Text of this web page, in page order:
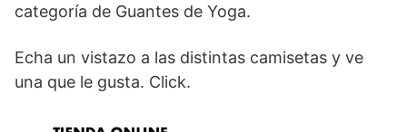
categoría de Guantes de Yoga.
Echa un vistazo a las distintas camisetas y ve
una que le gusta. Click.